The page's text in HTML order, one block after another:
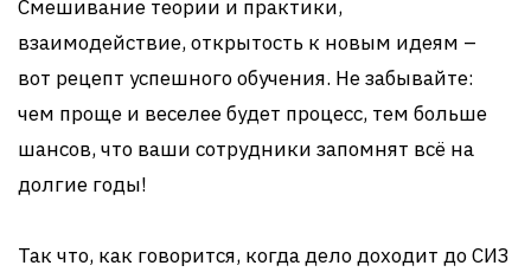
Смешивание теории и практики,
взаимодействие, открытость к новым идеям –
вот рецепт успешного обучения. Не забывайте:
чем проще и веселее будет процесс, тем больше
шансов, что ваши сотрудники запомнят всё на
долгие годы!
Так что, как говорится, когда дело доходит до СИЗ